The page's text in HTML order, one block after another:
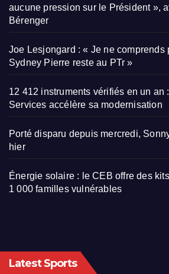
aucune pression sur le Président »,
Bérenger
Joe Lesjongard : « Je ne comprends
Sydney Pierre reste au PTr »
12 412 instruments vérifiés en un an
Services accélère sa modernisation
Porté disparu depuis mercredi,
hier
Énergie solaire : le CEB offre des
1 000 familles vulnérables
Latest Sports